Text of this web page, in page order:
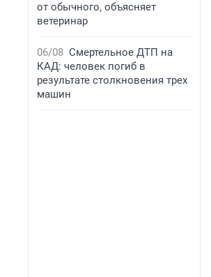
от обычного, объясняет
ветеринар
06/08 Смертельное ДТП на
КАД: человек погиб в
результате столкновения трех
машин